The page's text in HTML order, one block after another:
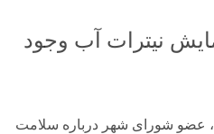
نیترات آب وجود
عضو شورای شهر درباره سلامت